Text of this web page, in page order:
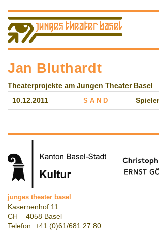
Jan Bluthardt
Theaterprojekte am Jungen Theater Basel
10.12.2011 S A N D
junges theater basel
Kasernenhof 11
CH – 4058 Basel
Telefon: +41 (0)61/681 27 80